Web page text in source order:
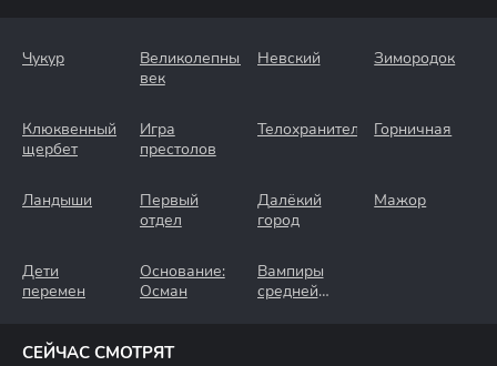
Чукур
Великолепный
век
Невский Зимородок
Клюквенный
щербет
Игра
престолов
Телохранители Горничная
Ландыши
Первый
отдел
Далёкий
город
Мажор
Дети
перемен
Основание:
Осман
Вампиры
средней
СЕЙЧАС СМОТРЯТ